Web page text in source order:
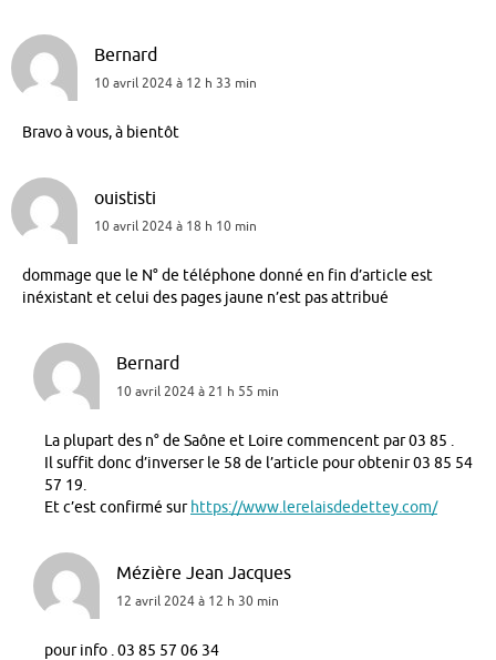
Bernard
10 avril 2024 à 12 h 33 min
Bravo à vous, à bientôt
ouististi
10 avril 2024 à 18 h 10 min
dommage que le N° de téléphone donné en fin d’article est
inéxistant et celui des pages jaune n’est pas attribué
Bernard
10 avril 2024 à 21 h 55 min
La plupart des n° de Saône et Loire commencent par 03 85 .
Il suffit donc d’inverser le 58 de l’article pour obtenir 03 85 54
57 19.
Et c’est confirmé sur https://www.lerelaisdedettey.com/
Mézière Jean Jacques
12 avril 2024 à 12 h 30 min
pour info . 03 85 57 06 34